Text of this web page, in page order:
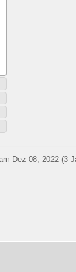
Dez 08, 2022 (3